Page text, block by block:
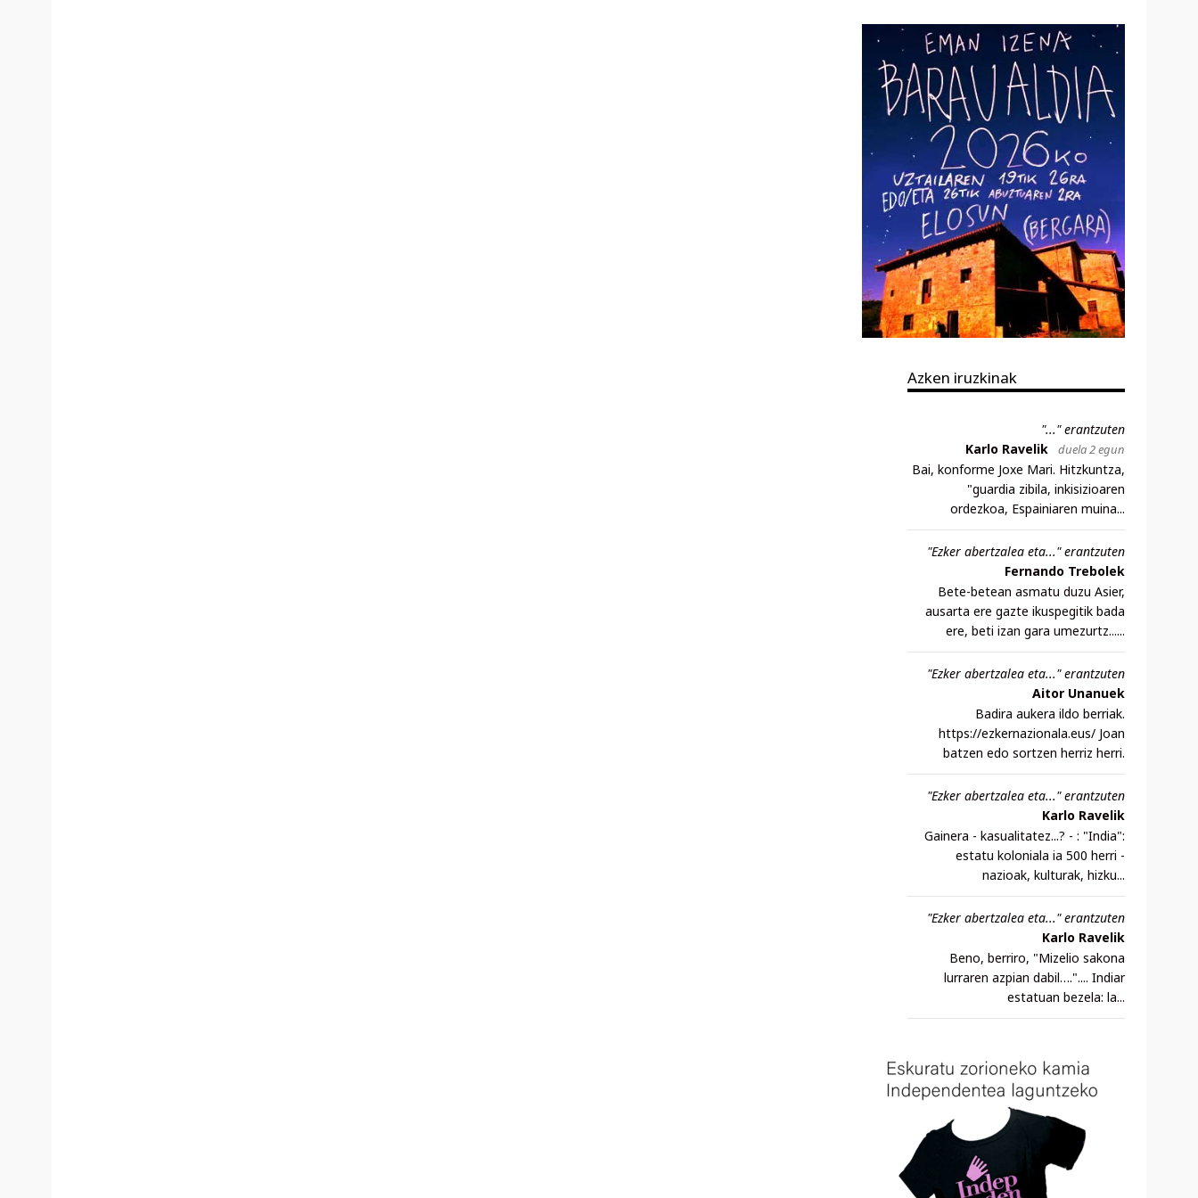
Azken iruzkinak
"..." erantzuten
Karlo Ravelik
duela 2 egun
Bai, konforme Joxe Mari. Hitzkuntza,
"guardia zibila, inkisizioaren
ordezkoa, Espainiaren muina...
"Ezker abertzalea eta..." erantzuten
Fernando Trebolek
Bete-betean asmatu duzu Asier,
ausarta ere gazte ikuspegitik bada
ere, beti izan gara umezurtz......
"Ezker abertzalea eta..." erantzuten
Aitor Unanuek
Badira aukera ildo berriak.
https://ezkernazionala.eus/ Joan
batzen edo sortzen herriz herri.
"Ezker abertzalea eta..." erantzuten
Karlo Ravelik
Gainera - kasualitatez...? - : "India":
estatu koloniala ia 500 herri -
nazioak, kulturak, hizku...
"Ezker abertzalea eta..." erantzuten
Karlo Ravelik
Beno, berriro, "Mizelio sakona
lurraren azpian dabil….".... Indiar
estatuan bezela: la...